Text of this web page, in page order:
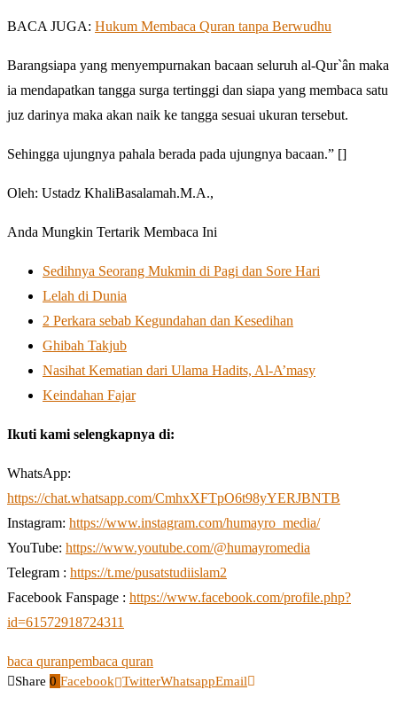
BACA JUGA: Hukum Membaca Quran tanpa Berwudhu
Barangsiapa yang menyempurnakan bacaan seluruh al-Qur`ân maka
ia mendapatkan tangga surga tertinggi dan siapa yang membaca satu
juz darinya maka akan naik ke tangga sesuai ukuran tersebut.
Sehingga ujungnya pahala berada pada ujungnya bacaan.” []
Oleh: Ustadz KhaliBasalamah.M.A.,
Anda Mungkin Tertarik Membaca Ini
Sedihnya Seorang Mukmin di Pagi dan Sore Hari
Lelah di Dunia
2 Perkara sebab Kegundahan dan Kesedihan
Ghibah Takjub
Nasihat Kematian dari Ulama Hadits, Al-A’masy
Keindahan Fajar
Ikuti kami selengkapnya di:
WhatsApp:
https://chat.whatsapp.com/CmhxXFTpO6t98yYERJBNTB
Instagram: https://www.instagram.com/humayro_media/
YouTube: https://www.youtube.com/@humayromedia
Telegram : https://t.me/pusatstudiislam2
Facebook Fanspage : https://www.facebook.com/profile.php?
id=61572918724311
baca quranpembaca quran
Share 0 Facebook TwitterWhatsappEmail